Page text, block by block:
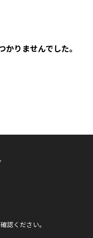
りませんでした。
認ください。